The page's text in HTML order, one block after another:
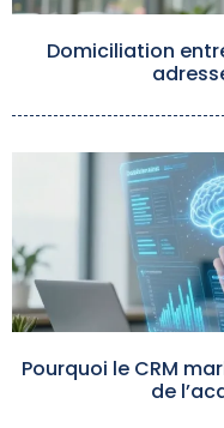
Domiciliation
Pourquoi le CRM
de